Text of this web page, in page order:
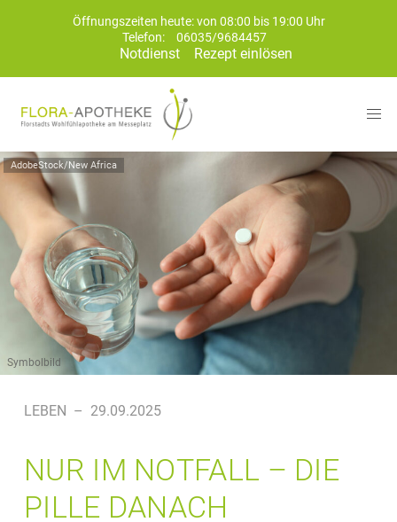
Öffnungszeiten heute: von 08:00 bis 19:00 Uhr
Telefon:
06035/9684457
Notdienst Rezept einlösen
AdobeStock/New Africa
Symbolbild
LEBEN – 29.09.2025
NUR IM NOTFALL – DIE
PILLE DANACH